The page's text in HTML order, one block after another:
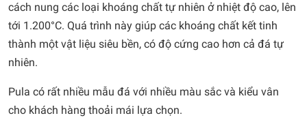
cách nung các loại khoáng chất tự nhiên ở nhiệt độ cao, lên
tới 1.200°C. Quá trình này giúp các khoáng chất kết tinh
thành một vật liệu siêu bền, có độ cứng cao hơn cả đá tự
nhiên.
Pula có rất nhiều mẫu đá với nhiều màu sắc và kiểu vân
cho khách hàng thoải mái lựa chọn.